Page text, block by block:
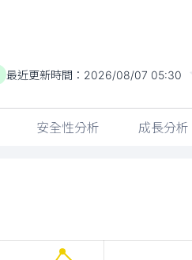
最近更新時間： 2026/08/07 05:30
安全性分析 成長分析